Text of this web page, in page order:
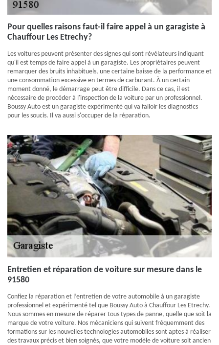
Pour quelles raisons faut-il faire appel à un garagiste à
Chauffour Les Etrechy?
Les voitures peuvent présenter des signes qui sont révélateurs indiquant
qu'il est temps de faire appel à un garagiste. Les propriétaires peuvent
remarquer des bruits inhabituels, une certaine baisse de la performance et
une consommation excessive en termes de carburant. À un certain
moment donné, le démarrage peut être difficile. Dans ce cas, il est
nécessaire de procéder à l'inspection de la voiture par un professionnel.
Boussy Auto est un garagiste expérimenté qui va falloir les diagnostics
pour les soucis. Il va aussi s'occuper de la réparation.
Entretien et réparation de voiture sur mesure dans le
91580
Confiez la réparation et l’entretien de votre automobile à un garagiste
professionnel et expérimenté tel que Boussy Auto à Chauffour Les Etrechy.
Nous sommes en mesure de réparer tous types de panne, quelle que soit la
marque de votre voiture. Nos mécaniciens qui suivent fréquemment des
formations sur les nouvelles technologies automobiles sont aptes à réaliser
des travaux précis et bien soignés, que votre modèle de voiture soit ancien